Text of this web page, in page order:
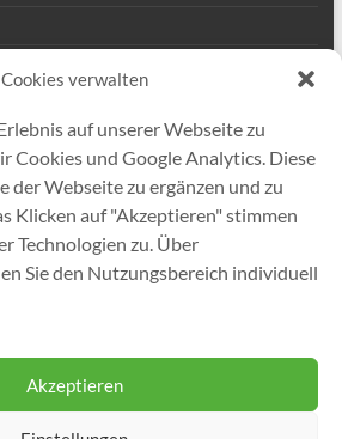
Cookies verwalten
auf unserer Webseite zu
Cookies und Google Analytics. Diese
der Webseite zu ergänzen und zu
Klicken auf "Akzeptieren" stimmen
Technologien zu. Über
Sie den Nutzungsbereich individuell
Akzeptieren